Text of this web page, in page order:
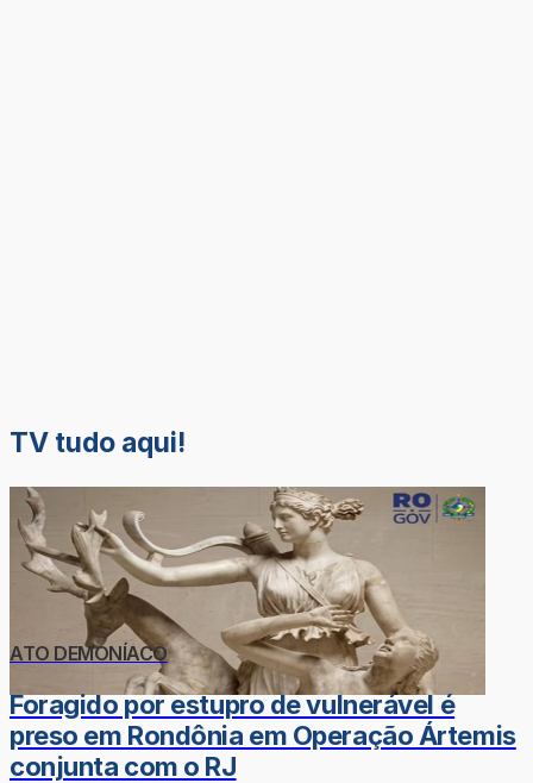
TV tudo aqui!
ATO DEMONÍACO
Foragido por estupro de vulnerável é
preso em Rondônia em Operação Ártemis
conjunta com o RJ